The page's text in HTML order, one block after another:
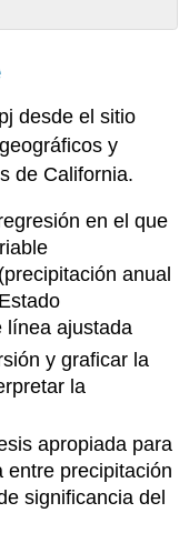
desde el sitio
y
de California.
en el que
anual
línea ajustada
y graficar la
la
apropiada para
entre precipitación
significancia del